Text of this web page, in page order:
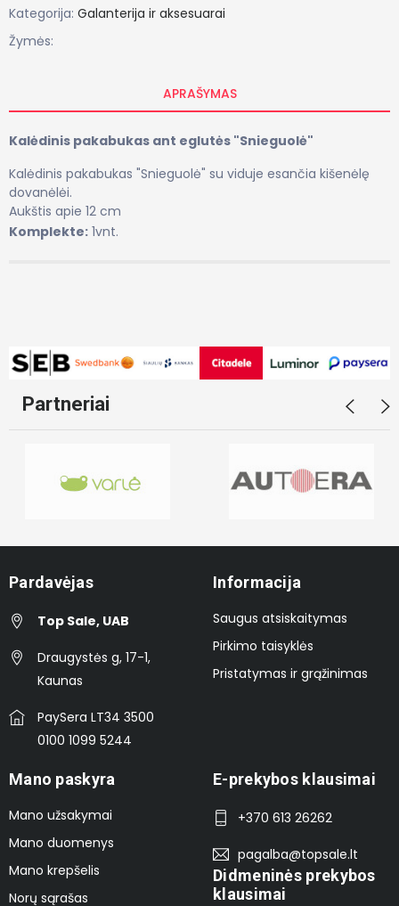
Kategorija: Galanterija ir aksesuarai
Žymės:
APRAŠYMAS
Kalėdinis pakabukas ant eglutės "Snieguolė"
Kalėdinis pakabukas "Snieguolė" su viduje esančia kišenėlę
dovanėlėi.
Aukštis apie 12 cm
Komplekte: 1vnt.
Partneriai
Pardavėjas
Top Sale, UAB
Draugystės g, 17-1,
Kaunas
PaySera LT34 3500
0100 1099 5244
Informacija
Saugus atsiskaitymas
Pirkimo taisyklės
Pristatymas ir grąžinimas
Mano paskyra
Mano užsakymai
Mano duomenys
Mano krepšelis
Norų sąrašas
E-prekybos klausimai
+370 613 26262
pagalba@topsale.lt
Didmeninės prekybos
klausimai